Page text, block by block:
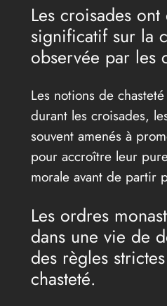
Les croisades
significatif sur la
observée par les
Les notions de
durant les croisades,
souvent amenés à
pour accroître leur
morale avant de partir
Les ordres
dans une vie de
des règles
chasteté.